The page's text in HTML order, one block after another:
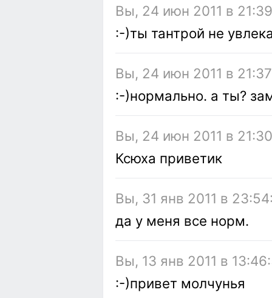
Вы, 24 июн 2011 в
:-)ты тантрой не
Вы, 24 июн 2011 в
:-)нормально. а ты?
Вы, 24 июн 2011 в
Ксюха приветик
Вы, 31 янв 2011 в
да у меня все норм.
Вы, 13 янв 2011 в
:-)привет молчунья